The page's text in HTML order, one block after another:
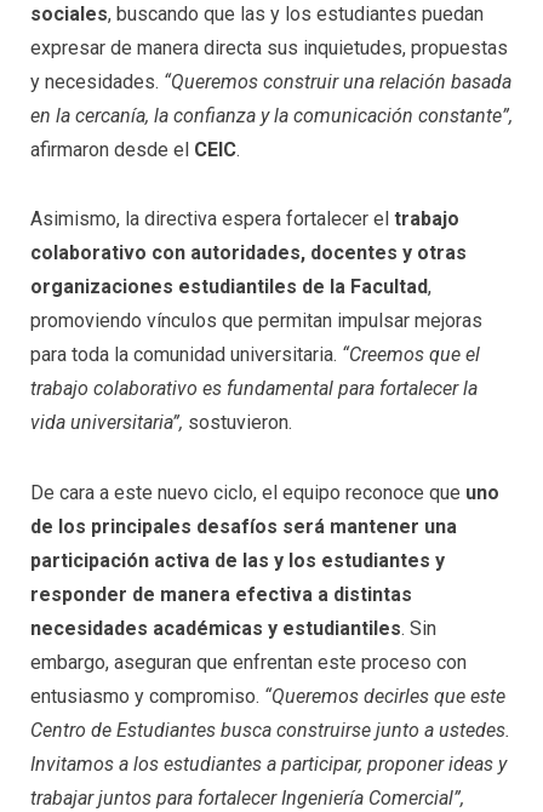
sociales, buscando que las y los estudiantes puedan
expresar de manera directa sus inquietudes, propuestas
y necesidades. “Queremos construir una relación basada
en la cercanía, la confianza y la comunicación constante”,
afirmaron desde el CEIC.
Asimismo, la directiva espera fortalecer el trabajo
colaborativo con autoridades, docentes y otras
organizaciones estudiantiles de la Facultad,
promoviendo vínculos que permitan impulsar mejoras
para toda la comunidad universitaria. “Creemos que el
trabajo colaborativo es fundamental para fortalecer la
vida universitaria”, sostuvieron.
De cara a este nuevo ciclo, el equipo reconoce que uno
de los principales desafíos será mantener una
participación activa de las y los estudiantes y
responder de manera efectiva a distintas
necesidades académicas y estudiantiles. Sin
embargo, aseguran que enfrentan este proceso con
entusiasmo y compromiso. “Queremos decirles que este
Centro de Estudiantes busca construirse junto a ustedes.
Invitamos a los estudiantes a participar, proponer ideas y
trabajar juntos para fortalecer Ingeniería Comercial”,